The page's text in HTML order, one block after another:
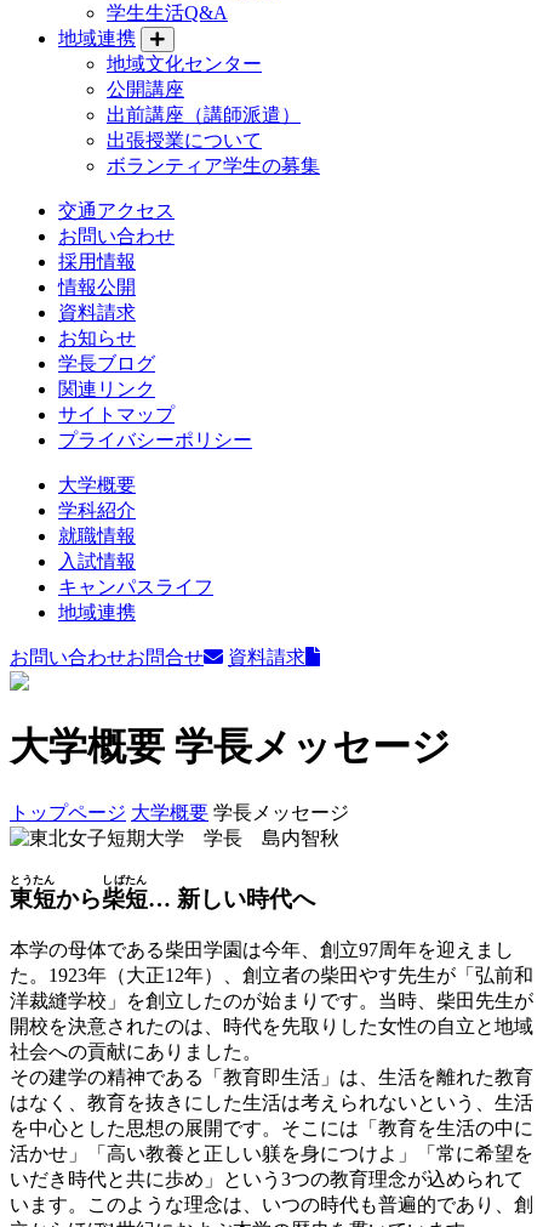
学生生活Q&A
地域連携
地域文化センター
公開講座
出前講座（講師派遣）
出張授業について
ボランティア学生の募集
交通アクセス
お問い合わせ
採用情報
情報公開
資料請求
お知らせ
学長ブログ
関連リンク
サイトマップ
プライバシーポリシー
大学概要
学科紹介
就職情報
入試情報
キャンパスライフ
地域連携
お問い合わせお問合せ 資料請求
大学概要 学長メッセージ
トップページ 大学概要 学長メッセージ
東短
とうたん
から柴短
しばたん
… 新しい時代へ
本学の母体である柴田学園は今年、創立97周年を迎えまし
た。1923年（大正12年）、創立者の柴田やす先生が「弘前和
洋裁縫学校」を創立したのが始まりです。当時、柴田先生が
開校を決意されたのは、時代を先取りした女性の自立と地域
社会への貢献にありました。
その建学の精神である「教育即生活」は、生活を離れた教育
はなく、教育を抜きにした生活は考えられないという、生活
を中心とした思想の展開です。そこには「教育を生活の中に
活かせ」「高い教養と正しい躾を身につけよ」「常に希望を
いだき時代と共に歩め」という3つの教育理念が込められて
います。このような理念は、いつの時代も普遍的であり、創